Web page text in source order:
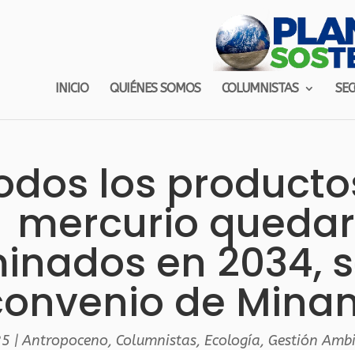
INICIO QUIÉNES SOMOS COLUMNISTAS
los
mercurio
en 2034,
de
|Antropoceno, Columnistas, Ecología, Gestión